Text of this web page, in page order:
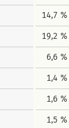
14,7 %
19,2 %
6,6 %
1,4 %
1,6 %
1,5 %